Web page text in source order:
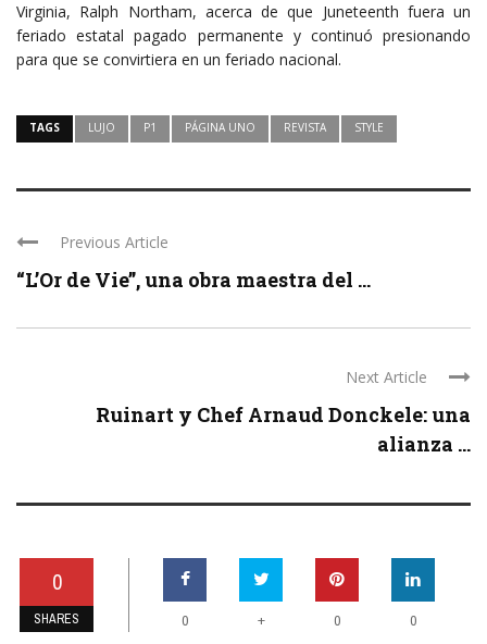
Virginia, Ralph Northam, acerca de que Juneteenth fuera un
feriado estatal pagado permanente y continuó presionando
para que se convirtiera en un feriado nacional.
TAGS LUJO P1 PÁGINA UNO REVISTA STYLE
Previous Article
“L’Or de Vie”, una obra maestra del ...
Next Article
Ruinart y Chef Arnaud Donckele: una
alianza ...
0
SHARES 0 + 0 0